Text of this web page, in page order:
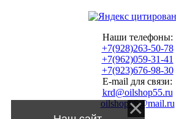
Наши телефоны:
+7(928)263-50-78
+7(962)059-31-41
+7(923)676-98-30
E-mail для связи:
krd@oilshop55.ru
oilshop55@mail.ru